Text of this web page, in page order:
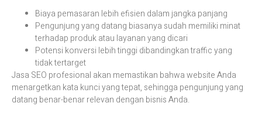
Biaya pemasaran lebih efisien dalam jangka panjang
Pengunjungyang datang biasanya sudah memiliki minat
terhadap produkatau layananyang dicari
Potensi konversi lebihtinggi dibandingkantrafficyang
tidaktertarget
Jasa SEO profesional akan memastikan bahwawebsiteAnda
menargetkan kata kunciyangtepat, sehingga pengunjungyang
datang benar-benarrelevan dengan bisnisAnda.